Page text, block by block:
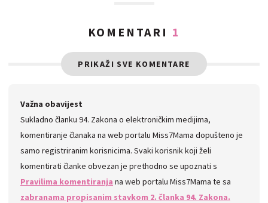
KOMENTARI 1
PRIKAŽI SVE KOMENTARE
Važna obavijest
Sukladno članku 94. Zakona o elektroničkim medijima,
komentiranje članaka na web portalu Miss7Mama dopušteno je
samo registriranim korisnicima. Svaki korisnik koji želi
komentirati članke obvezan je prethodno se upoznati s
Pravilima komentiranja na web portalu Miss7Mama te sa
zabranama propisanim stavkom 2. članka 94. Zakona.